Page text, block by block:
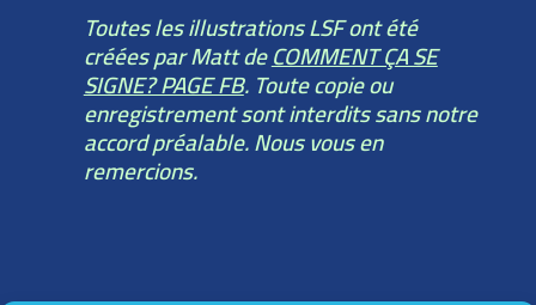
Toutes les illustrations LSF ont été
créées par Matt deCOMMENT ÇA SE
SIGNE? PAGE FB. Toute copie ou
enregistrement sont interdits sans notre
accord préalable. Nous vous en
remercions.